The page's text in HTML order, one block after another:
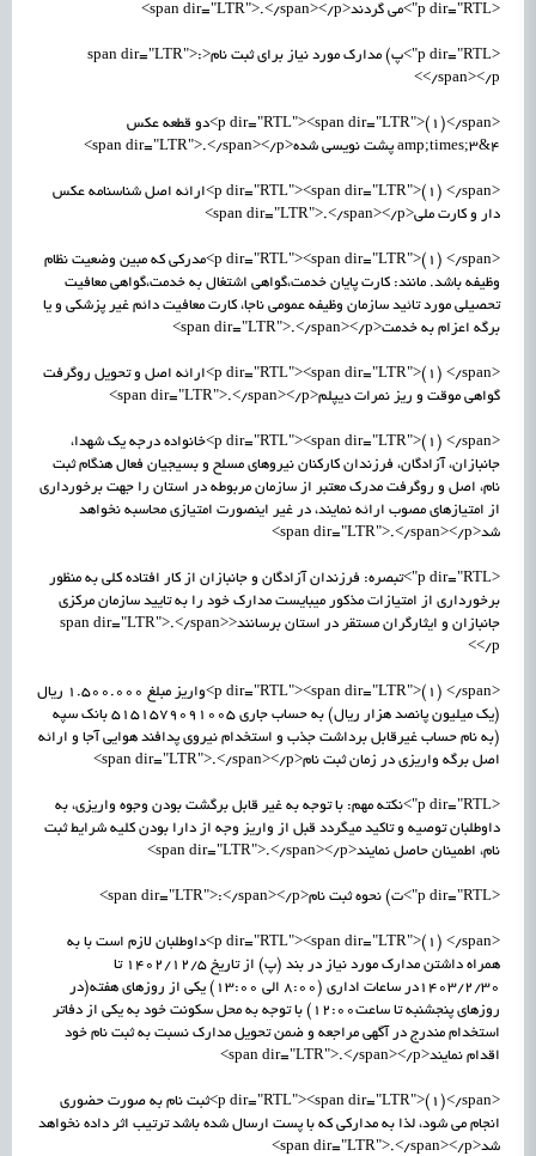
<p dir="RTL">می گردند<span dir="LTR">.</span></p>
<p dir="RTL">پ) مدارک مورد نیاز برای ثبت نام<span dir="LTR">:
</span></p>
<p dir="RTL"><span dir="LTR">(1)</span>دو قطعه عکس
4&amp;times;3 پشت نویسی شده<span dir="LTR">.</span></p>
<p dir="RTL"><span dir="LTR">(1) </span>ارائه اصل شناسنامه عکس
دار و کارت ملی<span dir="LTR">.</span></p>
<p dir="RTL"><span dir="LTR">(1) </span>مدرکی که مبین وضعیت نظام
وظیفه باشد. مانند: کارت پایان خدمت،گواهی اشتغال به خدمت،گواهی معافیت
تحصیلی مورد تائید سازمان وظیفه عمومی ناجا، کارت معافیت دائم غیر پزشکی و یا
برگه اعزام به خدمت<span dir="LTR">.</span></p>
<p dir="RTL"><span dir="LTR">(1) </span>ارائه اصل و تحویل روگرفت
گواهی موقت و ریز نمرات دیپلم<span dir="LTR">.</span></p>
<p dir="RTL"><span dir="LTR">(1) </span>خانواده درجه یک شهدا،
جانبازان، آزادگان، فرزندان کارکنان نیروهای مسلح و بسیجیان فعال هنگام ثبت
نام، اصل و روگرفت مدرک معتبر از سازمان مربوطه در استان را جهت برخورداری
از امتیازهای مصوب ارائه نمایند، در غیر اینصورت امتیازی محاسبه نخواهد
شد<span dir="LTR">.</span></p>
<p dir="RTL">تبصره: فرزندان آزادگان و جانبازان از کار افتاده کلی به منظور
برخورداری از امتیازات مذکور میبایست مدارک خود را به تایید سازمان مرکزی
جانبازان و ایثارگران مستقر در استان برسانند<span dir="LTR">.</span>
</p>
<p dir="RTL"><span dir="LTR">(1) </span>واریز مبلغ 1.500.000 ریال
(یک میلیون پانصد هزار ریال) به حساب جاری 5151579091005 بانک سپه
(به نام حساب غیرقابل برداشت جذب و استخدام نیروی پدافند هوایی آجا و ارائه
اصل برگه واریزی در زمان ثبت نام<span dir="LTR">.</span></p>
<p dir="RTL">نکته مهم: با توجه به غیر قابل برگشت بودن وجوه واریزی، به
داوطلبان توصیه و تاکید میگردد قبل از واریز وجه از دارا بودن کلیه شرایط ثبت
نام، اطمینان حاصل نمایند<span dir="LTR">.</span></p>
<p dir="RTL">ت) نحوه ثبت نام<span dir="LTR">:</span></p>
<p dir="RTL"><span dir="LTR">(1) </span>داوطلبان لازم است با به
همراه داشتن مدارک مورد نیاز در بند (پ) از تاریخ 1402/12/5 تا
1403/2/30در ساعات اداری (8:00 الی 13:00) یکی از روزهای هفته(در
روزهای پنجشنبه تا ساعت12:00) با توجه به محل سکونت خود به یکی از دفاتر
استخدام مندرج در آگهی مراجعه و ضمن تحویل مدارک نسبت به ثبت نام خود
اقدام نمایند<span dir="LTR">.</span></p>
<p dir="RTL"><span dir="LTR">(1)</span>ثبت نام به صورت حضوری
انجام می شود، لذا به مدارکی که با پست ارسال شده باشد ترتیب اثر داده نخواهد
شد<span dir="LTR">.</span></p>